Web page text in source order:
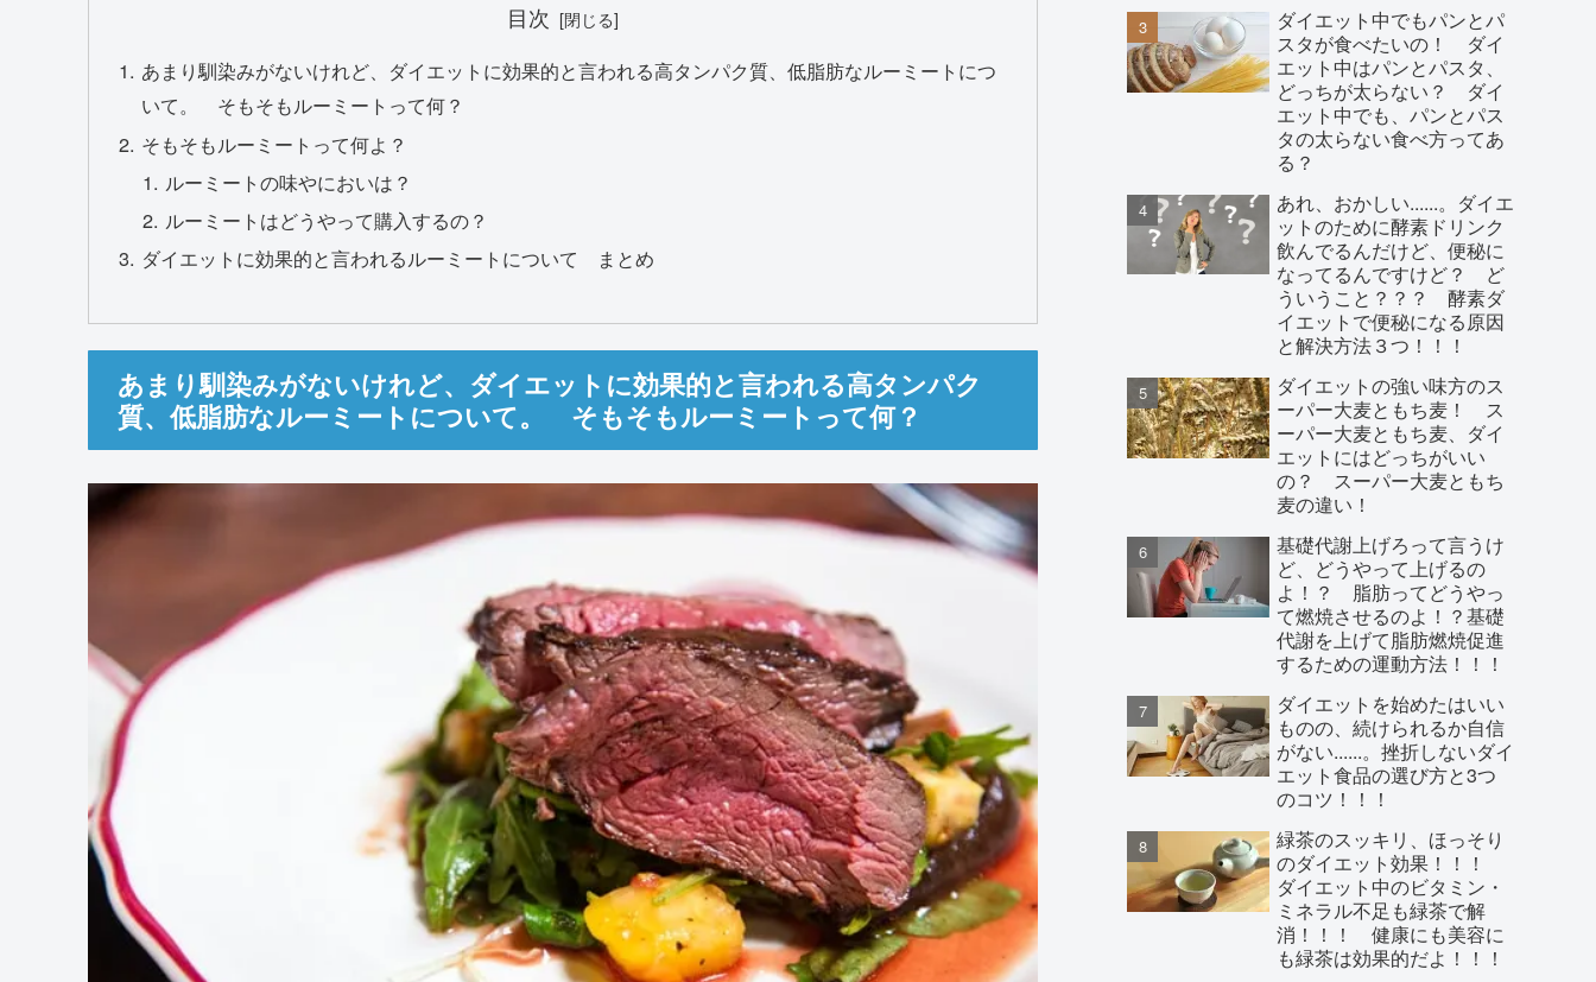
目次
あまり馴染みがないけれど、ダイエットに効果的と言われる高タンパク質、低脂肪なルーミートにつ
いて。 そもそもルーミートって何？
そもそもルーミートって何よ？
ルーミートの味やにおいは？
ルーミートはどうやって購入するの？
ダイエットに効果的と言われるルーミートについて まとめ
あまり馴染みがないけれど、ダイエットに効果的と言われる高タンパク
質、低脂肪なルーミートについて。 そもそもルーミートって何？
ダイエット中でもパンとパ
スタが食べたいの！ ダイ
エット中はパンとパスタ、
どっちが太らない？ ダイ
エット中でも、パンとパス
タの太らない食べ方ってあ
る？
あれ、おかしい......。ダイエ
ットのために酵素ドリンク
飲んでるんだけど、便秘に
なってるんですけど？ ど
ういうこと？？？ 酵素ダ
イエットで便秘になる原因
と解決方法３つ！！！
ダイエットの強い味方のス
ーパー大麦ともち麦！ ス
ーパー大麦ともち麦、ダイ
エットにはどっちがいい
の？ スーパー大麦ともち
麦の違い！
基礎代謝上げろって言うけ
ど、どうやって上げるの
よ！？ 脂肪ってどうやっ
て燃焼させるのよ！？基礎
代謝を上げて脂肪燃焼促進
するための運動方法！！！
ダイエットを始めたはいい
ものの、続けられるか自信
がない......。挫折しないダイ
エット食品の選び方と3つ
のコツ！！！
緑茶のスッキリ、ほっそり
のダイエット効果！！！
ダイエット中のビタミン・
ミネラル不足も緑茶で解
消！！！ 健康にも美容に
も緑茶は効果的だよ！！！